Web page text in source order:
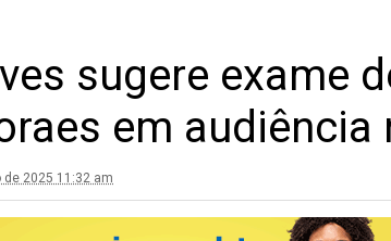
sugere exame
em audiência
de 2025 11:32 am